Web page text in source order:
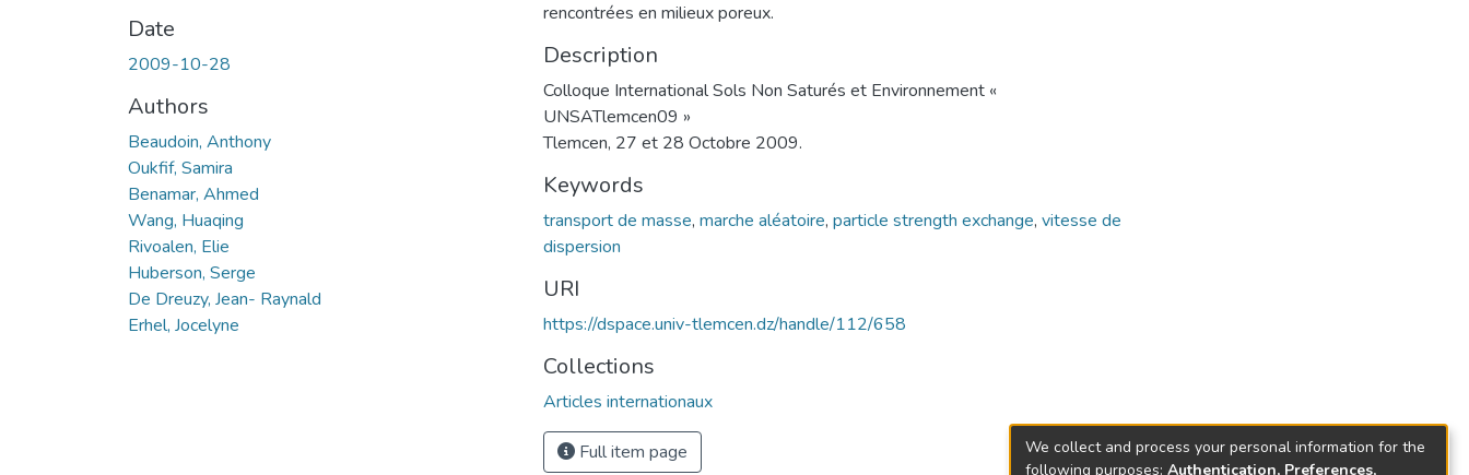
Date
2009-10-28
Authors
Beaudoin, Anthony
Oukfif, Samira
Benamar, Ahmed
Wang, Huaqing
Rivoalen, Elie
Huberson, Serge
De Dreuzy, Jean- Raynald
Erhel, Jocelyne
rencontrées en milieux poreux.
Description
Colloque International Sols Non Saturés et Environnement «
UNSATlemcen09 »
Tlemcen, 27 et 28 Octobre 2009.
Keywords
transport de masse, marche aléatoire, particle strength exchange, vitesse de
dispersion
URI
https://dspace.univ-tlemcen.dz/handle/112/658
Collections
Articles internationaux
Full item page
We collect and process your personal information for the
following purposes: Authentication, Preferences,